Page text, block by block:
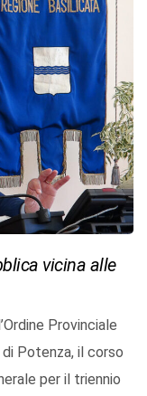
vicina alle
Provinciale
Potenza, il corso
per il triennio